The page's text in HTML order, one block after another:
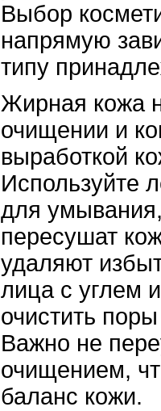
Выбор
напрямую
типу
Жирная кожа
очищении и
выработкой
Используйте
для
пересушат
удаляют
лица с углем
очистить
Важно не
очищением,
баланс кожи.